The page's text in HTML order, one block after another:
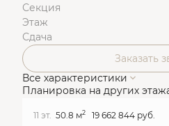
Секция
Этаж
Сдача
Заказать
Все характеристики
Планировка на других
11 эт. 50.8 м2 19 662 844 руб.